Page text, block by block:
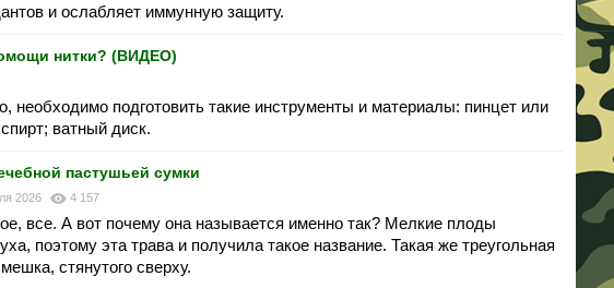
и ослабляет иммунную защиту.
нитки? (ВИДЕО)
подготовить такие инструменты и материалы: пинцет или
ватный диск.
пастушьей сумки
2026 4 157
все. А вот почему она называется именно так? Мелкие плоды
поэтому эта трава и получила такое название. Такая же треугольная
или мешка, стянутого сверху.